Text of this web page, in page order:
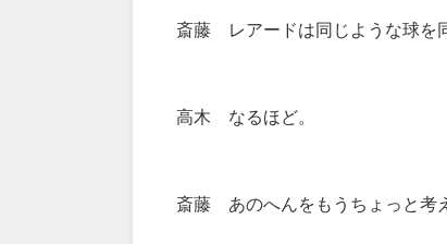
斎藤 レアードは同じような球を
高木 なるほど。
斎藤 あのへんをもうちょっと考